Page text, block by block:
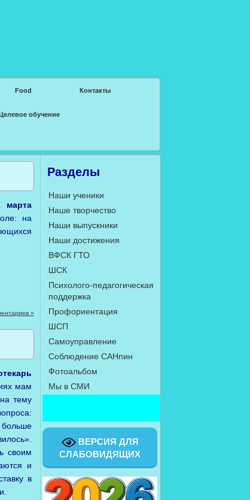
Food Контакты
обучение
марта
на
»
мам
тему
больше
своим
и
в
Разделы
Наши ученики
Наше творчество
Наши выпускники
Наши достижения
ВФСК ГТО
ШСК
Психолого-педагогическая
поддержка
Профориентация
ШСП
Самоуправление
Соблюдение САНпин
Фотоальбом
Мы в СМИ
ВЕРСИЯ ДЛЯ
СЛАБОВИДЯЩИХ